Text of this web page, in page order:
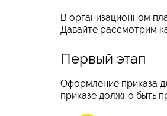
В организационном
Давайте рассмотрим
Первый этап
Оформление приказа
приказе должно быть